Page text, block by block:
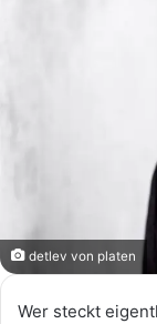
detlev von platen
Wer steckt